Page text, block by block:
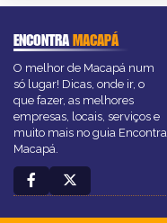
ENCONTRAMACAPÁ
O melhor de Macapá num
só lugar! Dicas, onde ir, o
que fazer, as melhores
empresas, locais, serviços e
muito mais no guia Encontra
Macapá.